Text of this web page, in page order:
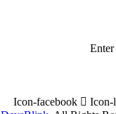
Enter
Icon-facebook Icon-